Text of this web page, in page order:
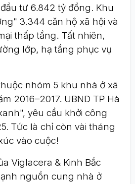
tư 6.842 tỷ đồng. Khu
3.344 căn hộ xã hội và
thấp tầng. Tất nhiên,
lớp, hạ tầng phục vụ
nhóm 5 khu nhà ở xã
2016–2017. UBND TP Hà
yêu cầu khởi công
Tức là chỉ còn vài tháng
vào cuộc!
Viglacera & Kinh Bắc
nguồn cung nhà ở